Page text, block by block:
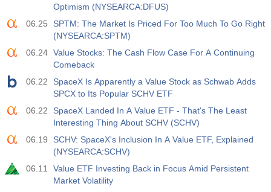
Optimism (NYSEARCA:DFUS)
06.25
SPTM: The Market Is Priced For Too Much To Go Right
(NYSEARCA:SPTM)
06.24 Value Stocks: The Cash Flow Case For A Continuing
Comeback
06.22
SpaceX Is Apparently a Value Stock as Schwab Adds
SPCX to Its Popular SCHV ETF
06.22
SpaceX Landed In A Value ETF - That's The Least
Interesting Thing About SCHV (SCHV)
06.19
SCHV: SpaceX's Inclusion In A Value ETF, Explained
(NYSEARCA:SCHV)
06.11
Value ETF Investing Back in Focus Amid Persistent
Market Volatility